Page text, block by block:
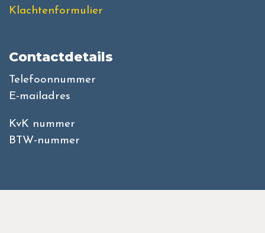
Klachtenformulier
Contactdetails
Telefoonnummer
E-mailadres
KvK nummer
BTW-nummer